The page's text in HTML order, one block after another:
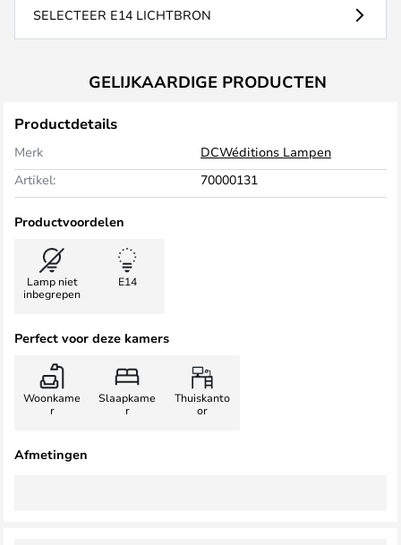
SELECTEER E14 LICHTBRON
GELIJKAARDIGE PRODUCTEN
Productdetails
Merk
DCWéditions Lampen
Artikel:
70000131
Productvoordelen
Lamp niet
inbegrepen
E14
Perfect voor deze kamers
Woonkame
r
Slaapkame
r
Thuiskanto
or
Afmetingen